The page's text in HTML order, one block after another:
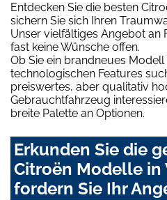
Entdecken Sie die besten
sichern Sie sich Ihren
Unser vielfältiges Angebot an
fast keine Wünsche offen.
Ob Sie ein brandneues
technologischen Features
preiswertes, aber qualitativ
Gebrauchtfahrzeug
breite Palette an Optionen.
Erkunden Sie die
Citroën Modelle in
fordern Sie Ihr